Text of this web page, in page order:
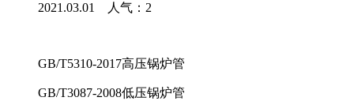
2021.03.01 人气： 2
GB/T5310-2017高压锅炉管
GB/T3087-2008低压锅炉管